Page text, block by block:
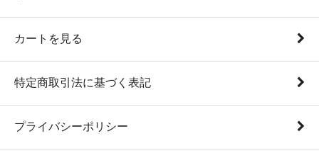
カートを見る
特定商取引法に基づく表記
プライバシーポリシー